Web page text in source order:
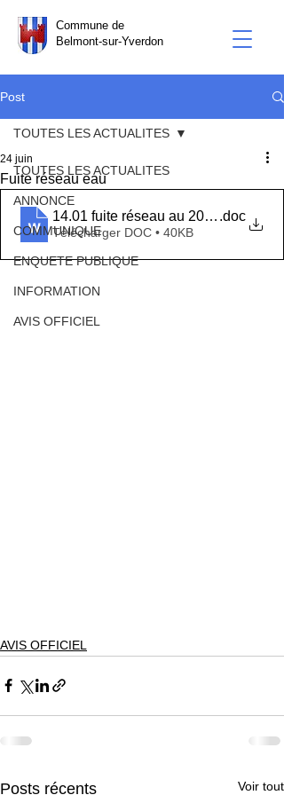
Commune de
Belmont-sur-Yverdon
Post
TOUTES LES ACTUALITES
ANNONCE
COMMUNIQUE
ENQUETE PUBLIQUE
INFORMATION
AVIS OFFICIEL
TOUTES LES ACTUALITES
Fuite réseau eau
24 juin
14.01 fuite réseau au 2026 .doc
Télécharger DOC • 40KB
AVIS OFFICIEL
Posts récents Voir tout